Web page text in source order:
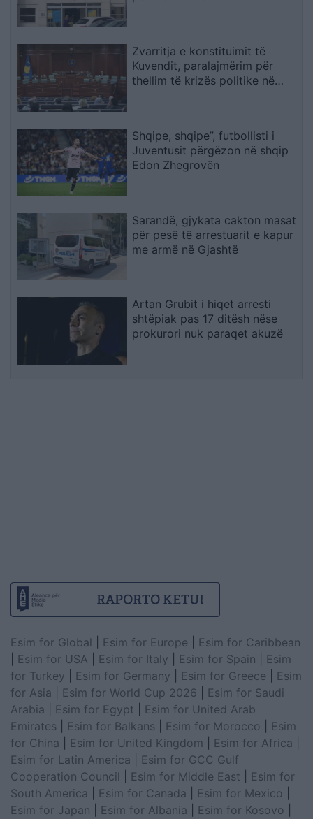
Zvarritja e konstituimit të
Kuvendit, paralajmërim për
thellim të krizës politike në
Shqipe, shqipe”, futbollisti i
Juventusit përgëzon në shqip
Edon Zhegrovën
Sarandë, gjykata cakton masat
për pesë të arrestuarit e kapur
me armë në Gjashtë
Artan Grubit i hiqet arresti
shtëpiak pas 17 ditësh nëse
prokurori nuk paraqet akuzë
Esim for Global Esim for Europe
Esim for Caribbean
Esim for USA Esim for Italy Esim for Spain
Esim
for Turkey
Esim for Germany Esim for Greece
Esim
for Asia
Esim for World Cup 2026
Esim for Saudi
Arabia
Esim for Egypt
Esim for United Arab
Emirates
Esim for Balkans Esim for Morocco
Esim
for China
Esim for United Kingdom Esim for Africa
Esim for Latin America
Esim for GCC Gulf
Cooperation Council
Esim for Middle East
Esim for
South America
Esim for Canada Esim for Mexico
Esim for Japan
Esim for Albania Esim for Kosovo